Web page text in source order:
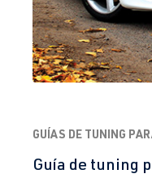
Scirocco
GUÍAS DE TUNING
Guía de tuning